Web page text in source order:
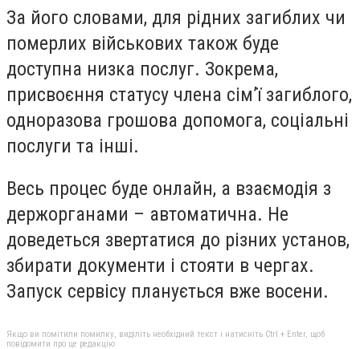
За його словами, для рідних загиблих чи
померлих військових також буде
доступна низка послуг. Зокрема,
присвоєння статусу члена сім’ї загиблого,
одноразова грошова допомога, соціальні
послуги та інші.
Весь процес буде онлайн, а взаємодія з
держорганами – автоматична. Не
доведеться звертатися до різних установ,
збирати документи і стояти в чергах.
Запуск сервісу планується вже восени.
Якщо ви помітили помилку, виділіть необхідний текст і натисніть Ctrl + Enter, щоб
повідомити про це редакцію